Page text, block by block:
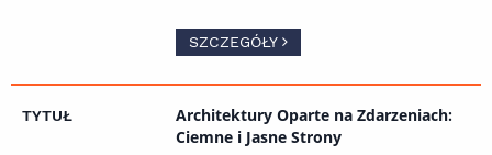
SZCZEGÓŁY
Architektury Oparte na Zdarzeniach:
Ciemne i Jasne Strony